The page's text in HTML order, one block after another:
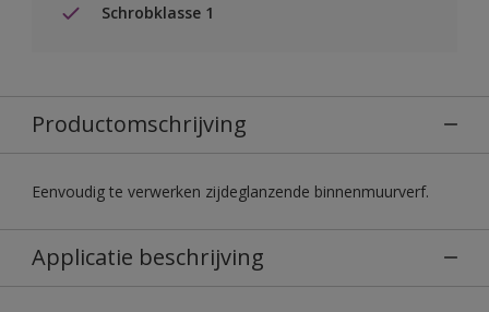
Schrobklasse 1
Productomschrijving
Eenvoudig te verwerken zijdeglanzende binnenmuurverf.
Applicatie beschrijving